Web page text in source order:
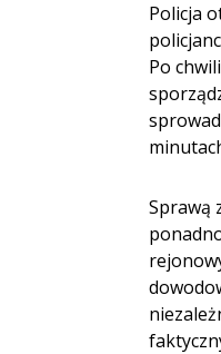
Policja
Po
Sprawą